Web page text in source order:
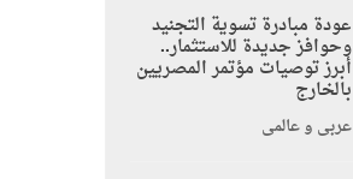
عودة مبادرة تسوية التجنيد
وحوافز جديدة للاستثمار..
أبرز توصيات مؤتمر المصريين
بالخارج
عربي و عالمي